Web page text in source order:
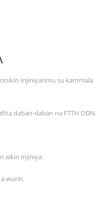
Injiniyanmu su kammala
daban-daban na FTTH ODN.
aikin injiniya.
wurin.